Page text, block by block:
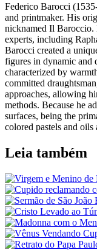
Federico Barocci
and printmaker. His
nicknamed Il Baroccio.
experts, including
Barocci created a
figures in dynamic and
characterized by
committed
approaches, allowing
methods. Because he
surfaces, being the
colored pastels and oils
Leia também